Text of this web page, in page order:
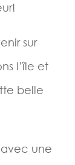
sur
l’île et
belle
avec une